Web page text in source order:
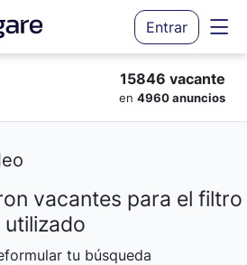
Entrar
15846 vacante
en 4960 anuncios
vacantes para el filtro
utilizado
tu búsqueda